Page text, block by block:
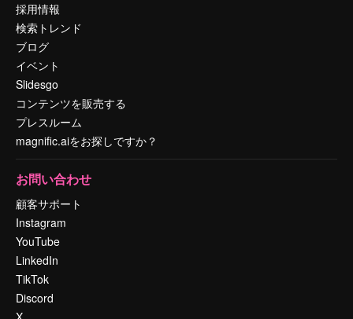
採用情報
検索トレンド
ブログ
イベント
Slidesgo
コンテンツを販売する
プレスルーム
magnific.aiをお探しですか？
お問い合わせ
顧客サポート
Instagram
YouTube
LinkedIn
TikTok
Discord